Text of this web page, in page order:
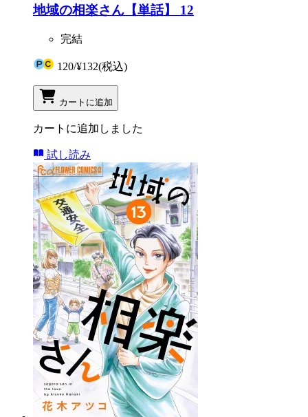
地域の相楽さん【単話】 12
完結
120/¥132(税込)
カートに追加
カートに追加しました
試し読み